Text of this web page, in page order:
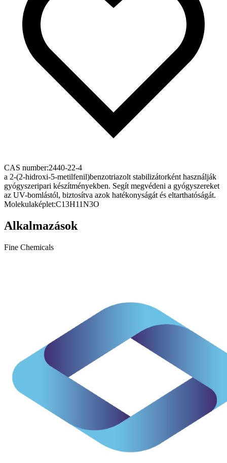
CAS number:2440-22-4
a 2-(2-hidroxi-5-metilfenil)benzotriazolt stabilizátorként használják
gyógyszeripari készítményekben. Segít megvédeni a gyógyszereket
az UV-bomlástól, biztosítva azok hatékonyságát és eltarthatóságát.
Molekulaképlet:C13H11N3O
Alkalmazások
Fine Chemicals